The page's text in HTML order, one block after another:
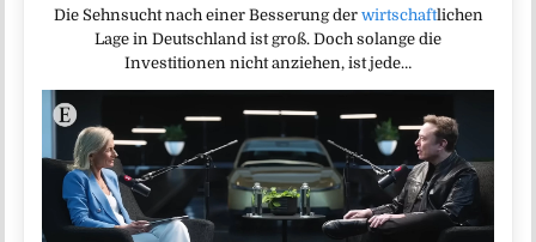
Die Sehnsucht nach einer Besserung der wirtschaftlichen
Lage in Deutschland ist groß. Doch solange die
Investitionen nicht anziehen, ist jede…